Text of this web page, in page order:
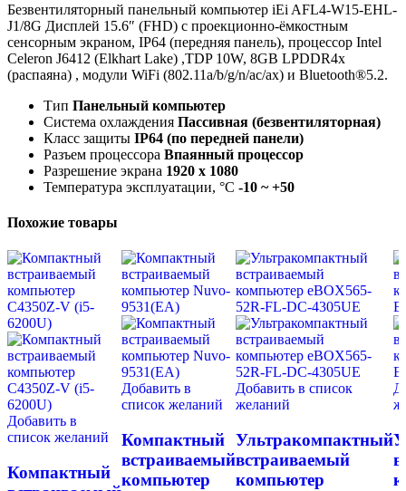
Безвентиляторный панельный компьютер iEi AFL4-W15-EHL-
J1/8G Дисплей 15.6″ (FHD) с проекционно-ёмкостным
сенсорным экраном, IP64 (передняя панель), процессор Intel
Celeron J6412 (Elkhart Lake) ,TDP 10W, 8GB LPDDR4x
(распаяна) , модули WiFi (802.11a/b/g/n/ac/ax) и Bluetooth®5.2.
Тип Панельный компьютер
Система охлаждения Пассивная (безвентиляторная)
Класс защиты IP64 (по передней панели)
Разъем процессора Впаянный процессор
Разрешение экрана 1920 x 1080
Температура эксплуатации, °C -10 ~ +50
Похожие товары
Добавить в
список желаний
Компактный
Добавить в
список желаний
Компактный
встраиваемый
компьютер
Добавить в список
желаний
Ультракомпактный
встраиваемый
компьютер